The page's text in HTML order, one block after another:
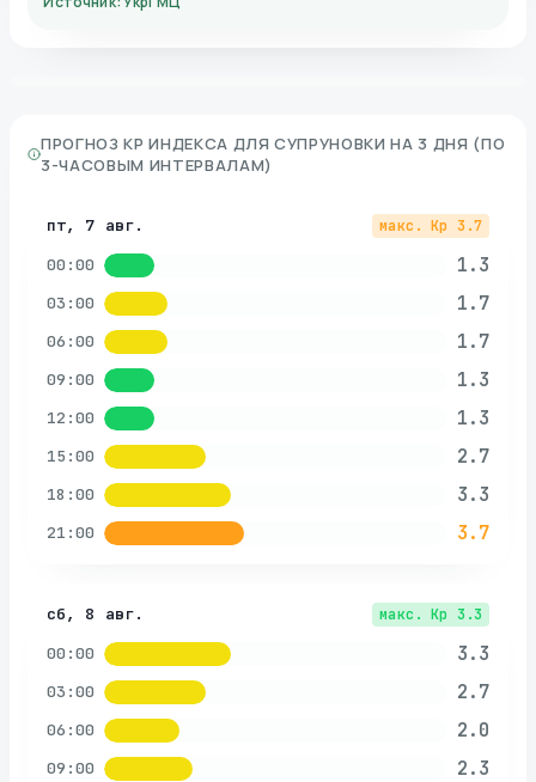
ПРОГНОЗ KP ИНДЕКСА ДЛЯ СУПРУНОВКИ НА 3 ДНЯ (ПО
3-ЧАСОВЫМ ИНТЕРВАЛАМ)
пт, 7 авг. макс. Kp 3.7
00:00 1.3
03:00 1.7
06:00 1.7
09:00 1.3
12:00 1.3
15:00 2.7
18:00 3.3
21:00 3.7
сб, 8 авг. макс. Kp 3.3
00:00 3.3
03:00 2.7
06:00 2.0
09:00 2.3